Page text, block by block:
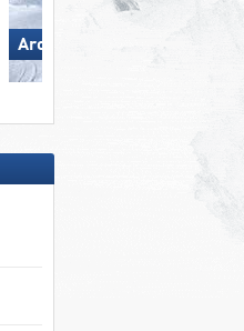
Arosa Lenzerheide